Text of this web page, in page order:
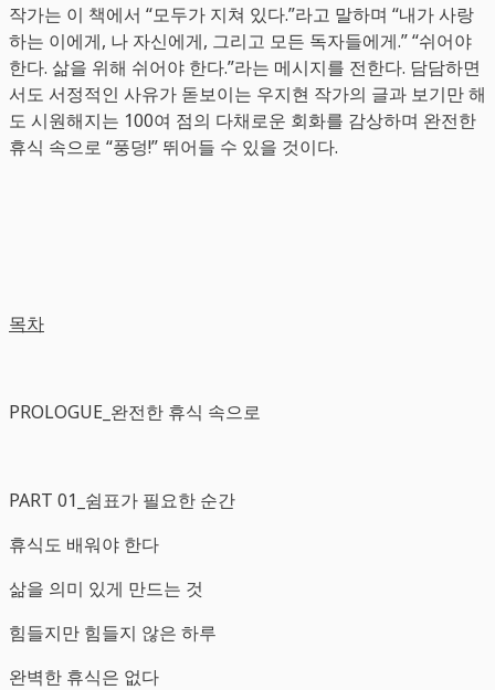
작가는 이 책에서 “모두가 지쳐 있다.”라고 말하며 “내가 사랑
하는 이에게, 나 자신에게, 그리고 모든 독자들에게.” “쉬어야
한다. 삶을 위해 쉬어야 한다.”라는 메시지를 전한다. 담담하면
서도 서정적인 사유가 돋보이는 우지현 작가의 글과 보기만 해
도 시원해지는 100여 점의 다채로운 회화를 감상하며 완전한
휴식 속으로 “풍덩!” 뛰어들 수 있을 것이다.
목차
PROLOGUE_완전한 휴식 속으로
PART 01_쉼표가 필요한 순간
휴식도 배워야 한다
삶을 의미 있게 만드는 것
힘들지만 힘들지 않은 하루
완벽한 휴식은 없다